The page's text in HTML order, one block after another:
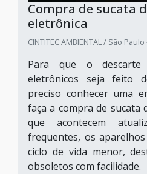
Compra de sucata
eletrônica
CINTITEC AMBIENTAL / São Paulo
Para que o descarte
eletrônicos seja feito
preciso conhecer uma
faça a compra de sucata
que acontecem
frequentes, os
ciclo de vida menor,
obsoletos com facilidade.